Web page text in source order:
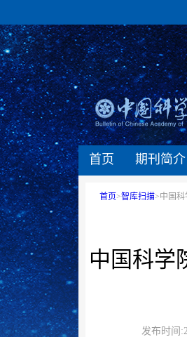
首页 期刊简介
首页>智库扫描>中国
中国科学
发布时间